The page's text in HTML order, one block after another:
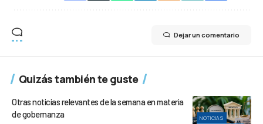
Dejar un comentario
Quizás también te guste
NOTICIAS
Otras noticias relevantes de la semana en materia
de gobernanza